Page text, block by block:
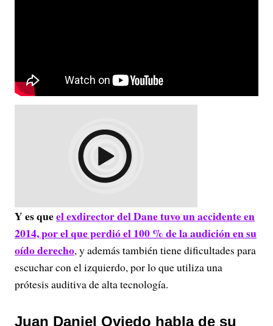
Y es queel exdirector del Dane tuvo un accidente en
2014, por el que perdió el 100 % de la audición en su
oído derecho, y además también tiene dificultades para
escuchar con el izquierdo, por lo que utiliza una
prótesis auditiva de alta tecnología.
Juan Daniel Oviedo habla de su